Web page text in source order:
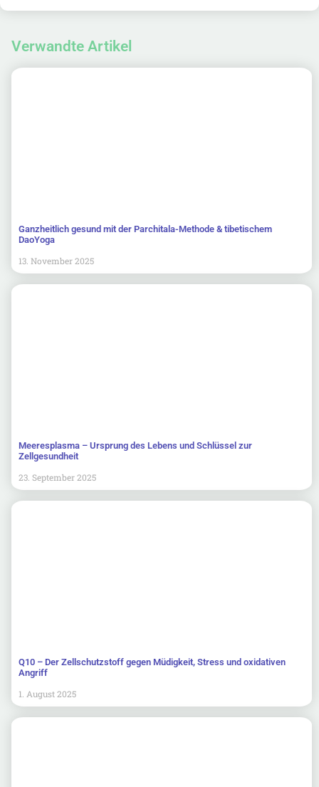
Verwandte Artikel
Ganzheitlich gesund mit der Parchitala-Methode & tibetischem
DaoYoga
13. November 2025
Meeresplasma – Ursprung des Lebens und Schlüssel zur
Zellgesundheit
23. September 2025
Q10 – Der Zellschutzstoff gegen Müdigkeit, Stress und oxidativen
Angriff
1. August 2025